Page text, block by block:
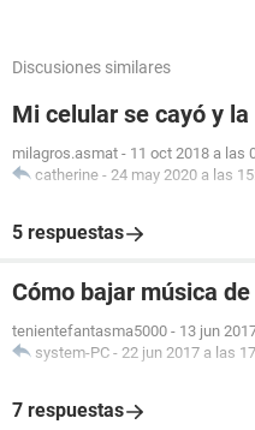
Discusiones similares
Mi celular se cayó y
milagros.asmat - 11 oct 2018 a las
catherine - 24 may 2020 a las
5 respuestas
Cómo bajar música
tenientefantasma5000 - 13 jun
system-PC - 22 jun 2017 a las
7 respuestas